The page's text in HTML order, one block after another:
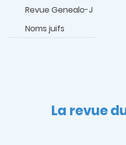
Revue Genealo-J
Noms juifs
La revue